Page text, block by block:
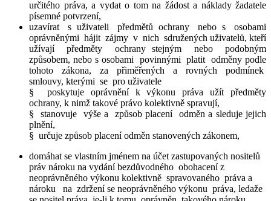
určitého práva, a vydat o tom na žádost a náklady žadatele
písemné potvrzení,
uzavírat s uživateli předmětů ochrany nebo s osobami
oprávněnými hájit zájmy v nich sdružených uživatelů, kteří
užívají předměty ochrany stejným nebo podobným
způsobem, nebo s osobami povinnými platit odměny podle
tohoto zákona, za přiměřených a rovných podmínek
smlouvy, kterými se pro uživatele
§ poskytuje oprávnění k výkonu práva užít předměty
ochrany, k nimž takové právo kolektivně spravují,
§ stanovuje výše a způsob placení odměn a sleduje jejich
plnění,
§ určuje způsob placení odměn stanovených zákonem,
domáhat se vlastním jménem na účet zastupovaných nositelů
práv nároku na vydání bezdůvodného obohacení z
neoprávněného výkonu kolektivně spravovaného práva a
nároku na zdržení se neoprávněného výkonu práva, ledaže